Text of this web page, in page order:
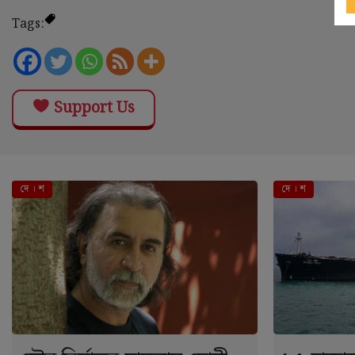
Tags:
Support Us
দে । শ দে । শ